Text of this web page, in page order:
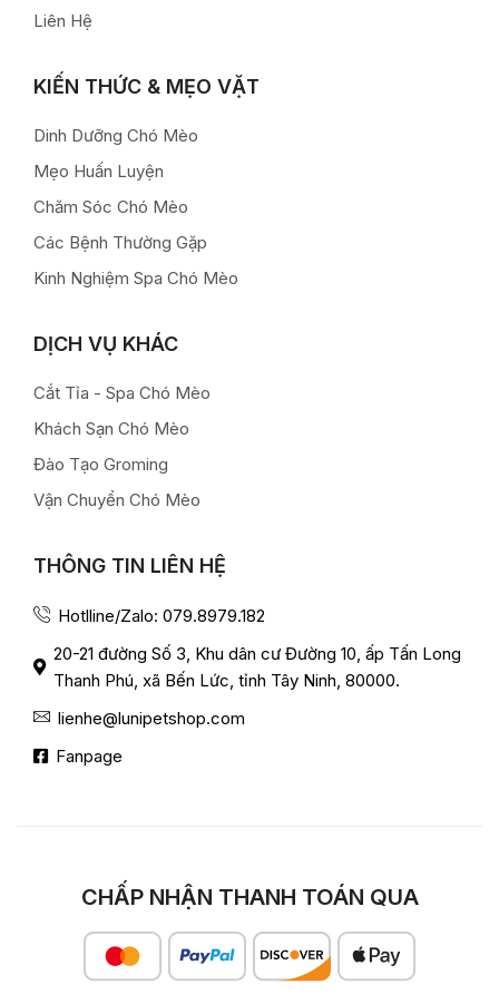
Liên Hệ
KIẾN THỨC & MẸO VẶT
Dinh Dưỡng Chó Mèo
Mẹo Huấn Luyện
Chăm Sóc Chó Mèo
Các Bệnh Thường Gặp
Kinh Nghiệm Spa Chó Mèo
DỊCH VỤ KHÁC
Cắt Tỉa - Spa Chó Mèo
Khách Sạn Chó Mèo
Đào Tạo Groming
Vận Chuyển Chó Mèo
THÔNG TIN LIÊN HỆ
Hotlline/Zalo: 079.8979.182
20-21 đường Số 3, Khu dân cư Đường 10, ấp Tấn Long
Thanh Phú, xã Bến Lức, tỉnh Tây Ninh, 80000.
lienhe@lunipetshop.com
Fanpage
CHẤP NHẬN THANH TOÁN QUA